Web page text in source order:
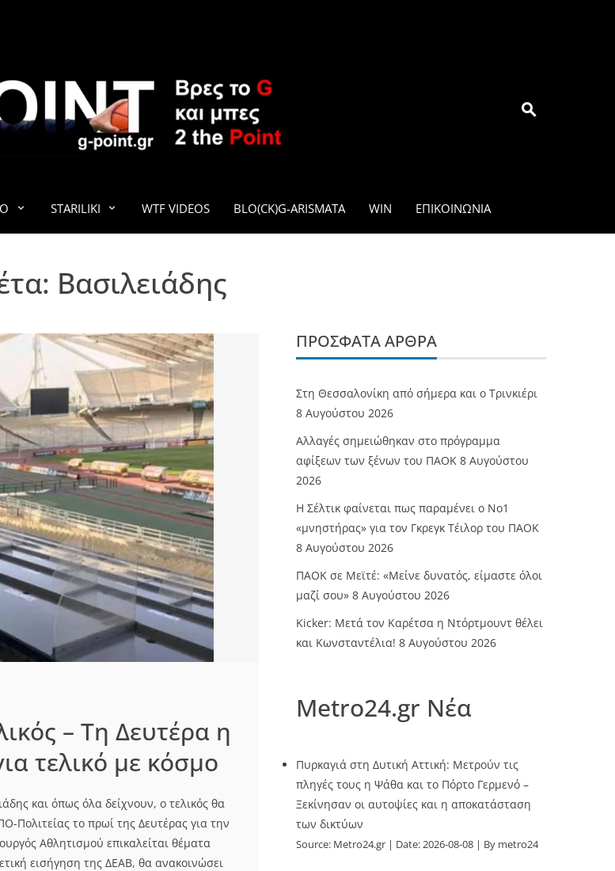
G-POINT.GR
STARILIKI WTF VIDEOS BLO(CK)G-ARISMATA WIN ΕΠΙΚΟΙΝΩΝΊΑ
Βασιλειάδης
– Τη Δευτέρα η
τελικό με κόσμο
και όπως όλα δείχνουν, ο τελικός θα
Πολιτείας το πρωί της Δευτέρας για την
Αθλητισμού επικαλείται θέματα
εισήγηση της ΔΕΑΒ, θα ανακοινώσει
ΠΡΌΣΦΑΤΑ ΆΡΘΡΑ
Στη Θεσσαλονίκη από σήμερα και ο Τρινκιέρι
8 Αυγούστου 2026
Αλλαγές σημειώθηκαν στο πρόγραμμα
αφίξεων των ξένων του ΠΑΟΚ 8 Αυγούστου
2026
Η Σέλτικ φαίνεται πως παραμένει ο Νο1
«μνηστήρας» για τον Γκρεγκ Τέιλορ του ΠΑΟΚ
8 Αυγούστου 2026
ΠΑΟΚ σε Μεϊτέ: «Μείνε δυνατός, είμαστε όλοι
μαζί σου» 8 Αυγούστου 2026
Kicker: Μετά τον Καρέτσα η Ντόρτμουντ θέλει
και Κωνσταντέλια! 8 Αυγούστου 2026
Metro24.gr Νέα
Πυρκαγιά στη Δυτική Αττική: Μετρούν τις
πληγές τους η Ψάθα και το Πόρτο Γερμενό –
Ξεκίνησαν οι αυτοψίες και η αποκατάσταση
των δικτύων
Source: Metro24.gr Date: 2026-08-08 By metro24